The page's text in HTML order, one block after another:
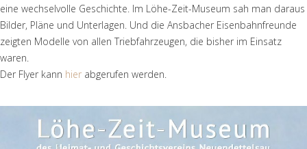
eine wechselvolle Geschichte. Im Löhe-Zeit-Museum sah man daraus
Bilder, Pläne und Unterlagen. Und die Ansbacher Eisenbahnfreunde
zeigten Modelle von allen Triebfahrzeugen, die bisher im Einsatz
waren.
Der Flyer kann hier abgerufen werden.